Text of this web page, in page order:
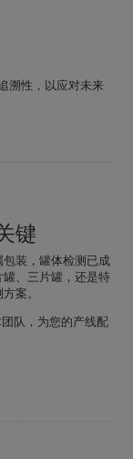
溯性，以应对未来
键
装， 罐体检测已成
、三片罐，还是特
案。
队，为您的产线配